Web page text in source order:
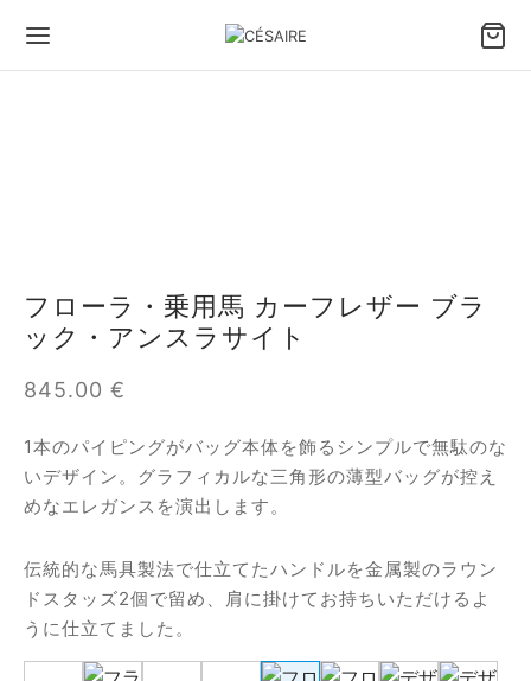
フローラ・乗用馬 カーフレザー ブラ
ック・アンスラサイト
845.00 €
1本のパイピングがバッグ本体を飾るシンプルで無駄のな
いデザイン。グラフィカルな三角形の薄型バッグが控え
めなエレガンスを演出します。
伝統的な馬具製法で仕立てたハンドルを金属製のラウン
ドスタッズ2個で留め、肩に掛けてお持ちいただけるよ
うに仕立てました。